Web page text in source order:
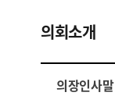
의회소개
의장인사말